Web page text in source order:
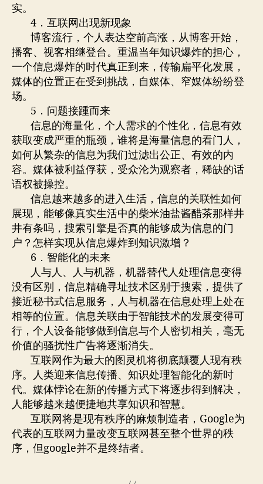
实。
4．互联网出现新现象
博客流行，个人表达空前高涨，从博客开始，
播客、视客相继登台。重温当年知识爆炸的担心，
一个信息爆炸的时代真正到来，传输扁平化发展，
媒体的位置正在受到挑战，自媒体、窄媒体纷纷登
场。
5．问题接踵而来
信息的海量化，个人需求的个性化，信息有效
获取变成严重的瓶颈，谁将是海量信息的看门人，
如何从繁杂的信息为我们过滤出公正、有效的内
容。媒体被利益俘获，受众沦为观察者，稀缺的话
语权被操控。
信息越来越多的进入生活，信息的关联性如何
展现，能够像真实生活中的柴米油盐酱醋茶那样井
井有条吗，搜索引擎是否真的能够成为信息的门
户？怎样实现从信息爆炸到知识激增？
6．智能化的未来
人与人、人与机器，机器替代人处理信息变得
没有区别，信息精确寻址技术区别于搜索，提供了
接近秘书式信息服务，人与机器在信息处理上处在
相等的位置。信息关联由于智能技术的发展变得可
行，个人设备能够做到信息与个人密切相关，毫无
价值的骚扰性广告将逐渐消失。
互联网作为最大的图灵机将彻底颠覆人现有秩
序。人类迎来信息传播、知识处理智能化的新时
代。媒体悖论在新的传播方式下将逐步得到解决，
人能够越来越便捷地共享知识和智慧。
互联网将是现有秩序的麻烦制造者，Google为
代表的互联网力量改变互联网甚至整个世界的秩
序，但google并不是终结者。